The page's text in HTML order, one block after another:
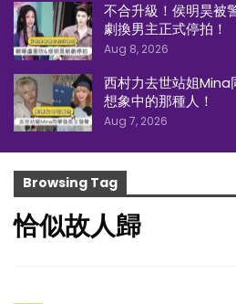
不合升級！侯明昊被
劇換男主正式停拍！
Aug 8, 2026
西村力去世站姐Mina
想象中的那種人！
Aug 7, 2026
Browsing Tag
恰似故人歸